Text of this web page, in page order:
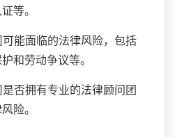
等。
能面临的法律风险，包括
和劳动争议等。
否拥有专业的法律顾问团
险。